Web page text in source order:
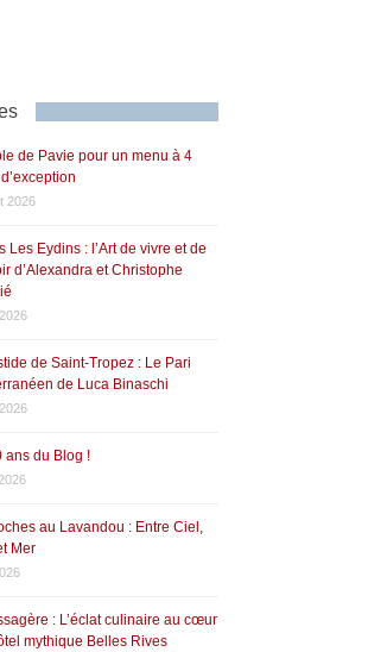
de Pavie pour un menu à 4
2026
Les Eydins : l’Art de vivre et de
d’Alexandra et Christophe
de Saint-Tropez : Le Pari
de Luca Binaschi
ans du Blog !
au Lavandou : Entre Ciel,
Mer
: L’éclat culinaire au cœur
mythique Belles Rives